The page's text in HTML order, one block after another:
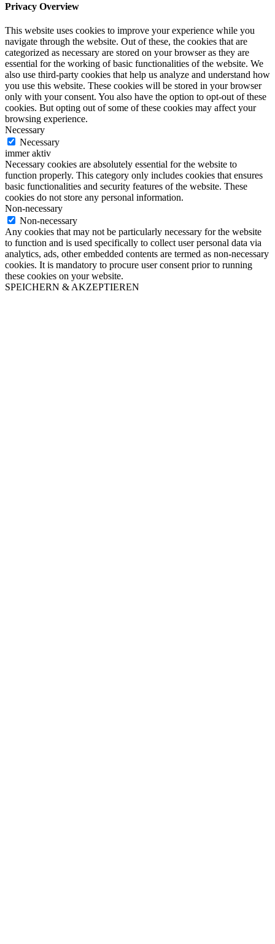
Privacy Overview
This website uses cookies to improve your experience while you
navigate through the website. Out of these, the cookies that are
categorized as necessary are stored on your browser as they are
essential for the working of basic functionalities of the website. We
also use third-party cookies that help us analyze and understand how
you use this website. These cookies will be stored in your browser
only with your consent. You also have the option to opt-out of these
cookies. But opting out of some of these cookies may affect your
browsing experience.
Necessary
Necessary
immer aktiv
Necessary cookies are absolutely essential for the website to
function properly. This category only includes cookies that ensures
basic functionalities and security features of the website. These
cookies do not store any personal information.
Non-necessary
Non-necessary
Any cookies that may not be particularly necessary for the website
to function and is used specifically to collect user personal data via
analytics, ads, other embedded contents are termed as non-necessary
cookies. It is mandatory to procure user consent prior to running
these cookies on your website.
SPEICHERN & AKZEPTIEREN